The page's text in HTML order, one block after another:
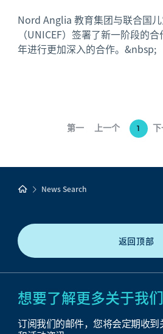
Nord Anglia 教育集团与联合国
（UNICEF）签署了新一阶段的
年进行更加深入的合作。&nbsp;
第一 上一个 1 下
News Search
返回顶部
想要了解更多关于我
订阅我们的邮件，您将会定期收